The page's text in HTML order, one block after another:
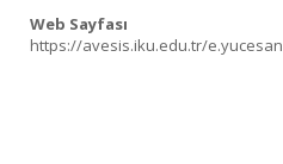
Web Sayfası
https://avesis.iku.edu.tr/e.yucesan